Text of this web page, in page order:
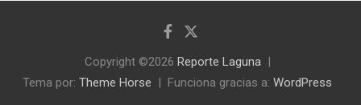
Copyright ©2026 Reporte Laguna
Tema por: Theme Horse Funciona gracias a: WordPress